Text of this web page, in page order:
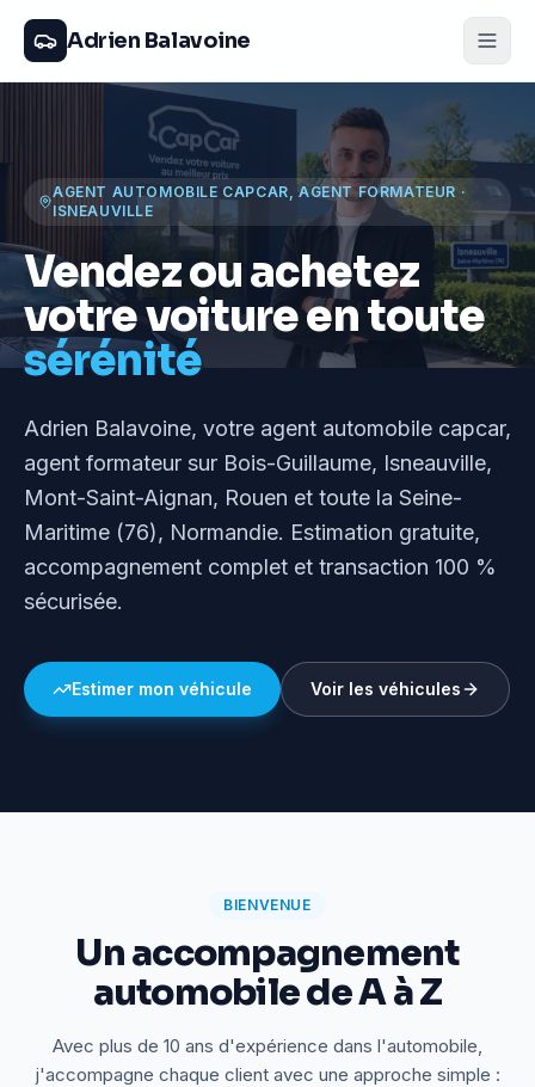
Adrien Balavoine
AGENT AUTOMOBILE CAPCAR, AGENT FORMATEUR ·
ISNEAUVILLE
Vendez ou achetez
votre voiture en toute
sérénité
Adrien Balavoine, votre agent automobile capcar,
agent formateur sur Bois-Guillaume, Isneauville,
Mont-Saint-Aignan, Rouen et toute la Seine-
Maritime (76), Normandie. Estimation gratuite,
accompagnement complet et transaction 100 %
sécurisée.
Estimer mon véhicule Voir les véhicules
BIENVENUE
Un accompagnement
automobile de A à Z
Avec plus de 10 ans d'expérience dans l'automobile,
j'accompagne chaque client avec une approche simple :